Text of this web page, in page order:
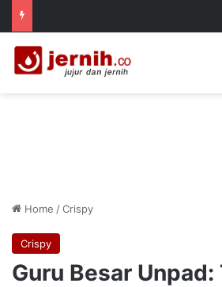
Home /Crispy
Crispy
Guru Besar